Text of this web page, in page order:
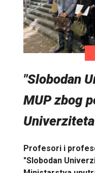
"Slobodan
MUP zbog
Univerziteta
Profesori i
"Slobodan